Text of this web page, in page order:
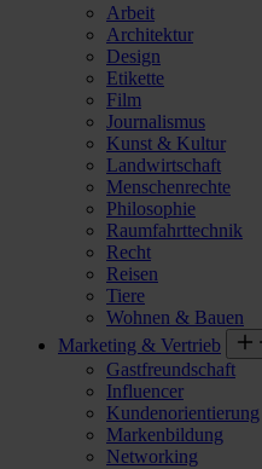
Arbeit
Architektur
Design
Etikette
Film
Journalismus
Kunst & Kultur
Landwirtschaft
Menschenrechte
Philosophie
Raumfahrttechnik
Recht
Reisen
Tiere
Wohnen & Bauen
Marketing & Vertrieb
Gastfreundschaft
Influencer
Kundenorientierung
Markenbildung
Networking